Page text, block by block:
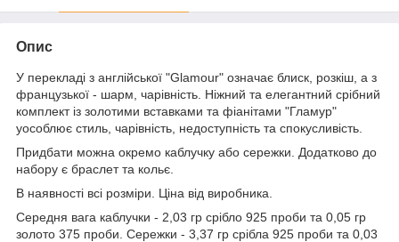
Опис
У перекладі з англійської "Glamour" означає блиск, розкіш, а з
французької - шарм, чарівність. Ніжний та елегантний срібний
комплект із золотими вставками та фіанітами "Гламур"
уособлює стиль, чарівність, недоступність та спокусливість.
Придбати можна окремо каблучку або сережки. Додатково до
набору є браслет та кольє.
В наявності всі розміри. Ціна від виробника.
Середня вага каблучки - 2,03 гр срібло 925 проби та 0,05 гр
золото 375 проби. Сережки - 3,37 гр срібла 925 проби та 0,03